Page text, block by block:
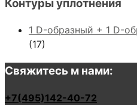
Контуры уплотнения
1 D-образный + 1 D-
(17)
Свяжитесь м нами:
+7(495)142-40-72